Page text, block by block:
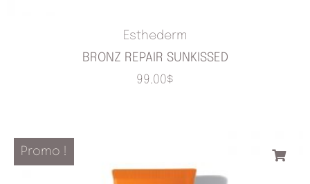
Esthederm
BRONZ REPAIR SUNKISSED
99.00$
Promo !
initial